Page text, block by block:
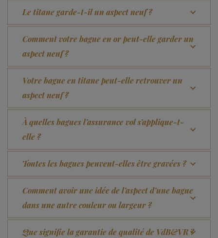
Le titane garde-t-il un aspect neuf ?
Comment votre bague en or peut-elle garder un
aspect neuf ?
Votre bague en titane peut-elle retrouver un
aspect neuf ?
À quelles bagues l’assurance vol s’applique-t-
elle ?
Toutes les bagues peuvent-elles être gravées ?
Comment avoir une idée de l’aspect d’une bague
dans une autre couleur ou largeur ?
Que signifie la garantie de qualité de VdB&VR ?